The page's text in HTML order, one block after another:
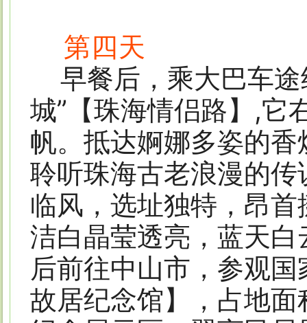
第四天
早餐后，乘大巴车途
城”【珠海情侣路】,它
帆。抵达婀娜多姿的
聆听珠海古老浪漫的
临风，选址独特，昂
洁白晶莹透亮，蓝天
后前往中山市，参观
故居纪念馆】，占地